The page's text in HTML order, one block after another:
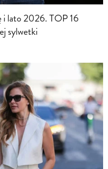
i lato 2026. TOP 16
sylwetki